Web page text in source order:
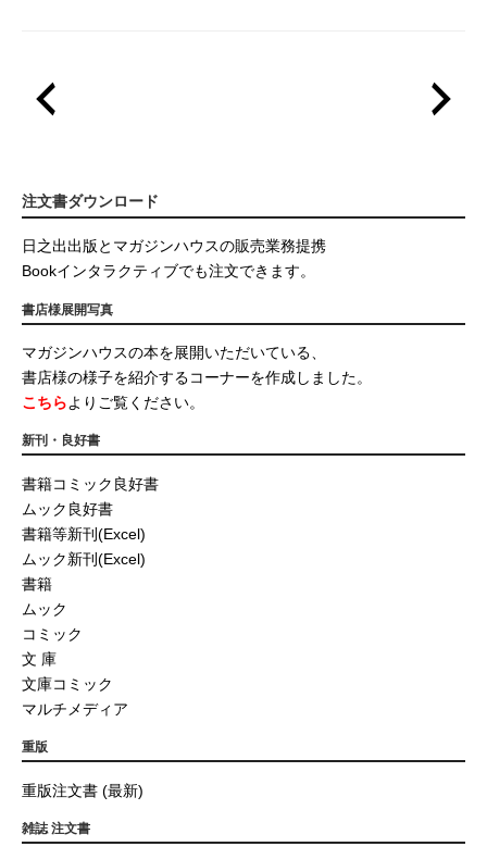
注文書ダウンロード
日之出出版とマガジンハウスの販売業務提携
Bookインタラクティブでも注文できます。
書店様展開写真
マガジンハウスの本を展開いただいている、
書店様の様子を紹介するコーナーを作成しました。
こちらよりご覧ください。
新刊・良好書
書籍コミック良好書
ムック良好書
書籍等新刊(Excel)
ムック新刊(Excel)
書籍
ムック
コミック
文 庫
文庫コミック
マルチメディア
重版
重版注文書 (最新)
雑誌 注文書